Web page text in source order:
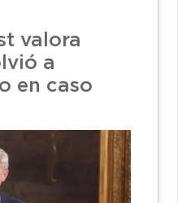
valora
a
en caso